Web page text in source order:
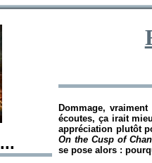
Dommage,
écoutes, ça irait
appréciation plutôt
On the Cusp of
se pose alors :